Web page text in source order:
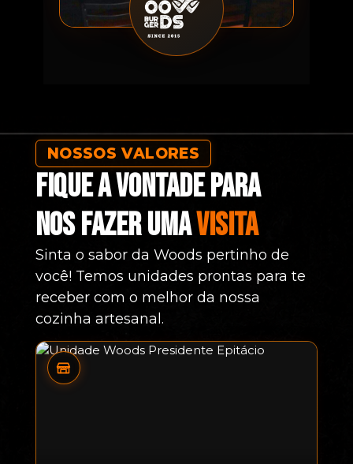
NOSSOS VALORES
Fique a vontade para
nos fazer umavisita
Sinta o sabor da Woods pertinho de
você! Temos unidades prontas para te
receber com o melhor da nossa
cozinha artesanal.